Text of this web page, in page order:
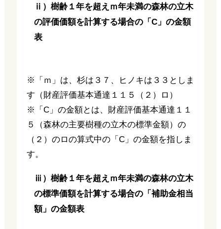
ⅱ）樹齢１年を超えｍ年未満の森林の立木
の評価価額を計算する場合の「C」の金額
表
※「ｍ」は、杉は３７、ヒノキは３３としま
す（財産評価基本通達１１５（２）ロ）
※「C」の金額とは、財産評価基本通達１１
５（森林の主要樹種の立木の標準金額）の
（２）のロの算式中の「C」の金額を指しま
す。
ⅲ）樹齢１年を超えｍ年未満の森林の立木
の標準価額を計算する場合の「補助金相当
額」の金額表